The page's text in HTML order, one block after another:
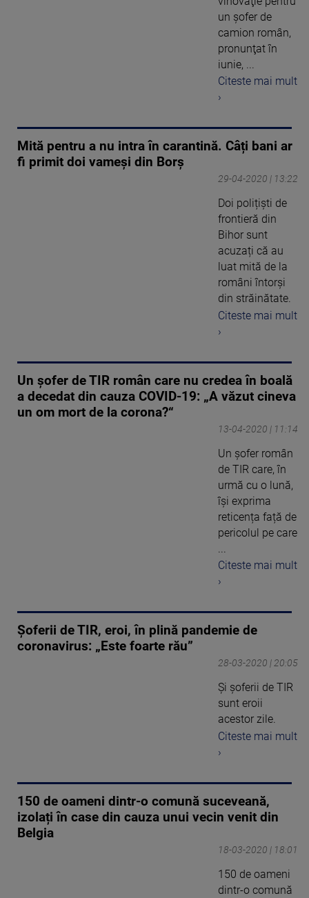
un şofer de
camion român,
pronunţat în
iunie, ...
Citeste mai mult
›
Mită pentru a nu intra în carantină. Câți bani ar
fi primit doi vameși din Borș
29-04-2020 | 13:22
Doi polițiști de
frontieră din
Bihor sunt
acuzați că au
luat mită de la
români întorși
din străinătate.
Citeste mai mult
›
Un șofer de TIR român care nu credea în boală
a decedat din cauza COVID-19: „A văzut cineva
un om mort de la corona?“
13-04-2020 | 11:14
Un şofer român
de TIR care, în
urmă cu o lună,
își exprima
reticența față de
pericolul pe care
...
Citeste mai mult
›
Șoferii de TIR, eroi, în plină pandemie de
coronavirus: „Este foarte rău”
28-03-2020 | 20:05
Și șoferii de TIR
sunt eroii
acestor zile.
Citeste mai mult
›
150 de oameni dintr-o comună suceveană,
izolați în case din cauza unui vecin venit din
Belgia
18-03-2020 | 18:01
150 de oameni
dintr-o comună